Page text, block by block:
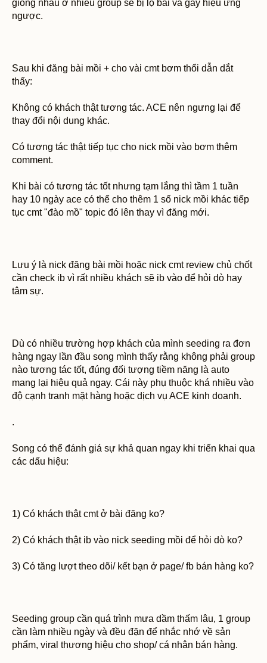
giống nhau ở nhiều group sẽ bị lộ bài và gây hiệu ứng
ngược.
Sau khi đăng bài mồi + cho vài cmt bơm thổi dẫn dắt
thấy:
Không có khách thật tương tác. ACE nên ngưng lại để
thay đổi nội dung khác.
Có tương tác thật tiếp tục cho nick mồi vào bơm thêm
comment.
Khi bài có tương tác tốt nhưng tạm lắng thì tầm 1 tuần
hay 10 ngày ace có thể cho thêm 1 số nick mồi khác tiếp
tục cmt "đào mồ" topic đó lên thay vì đăng mới.
Lưu ý là nick đăng bài mồi hoặc nick cmt review chủ chốt
cần check ib vì rất nhiều khách sẽ ib vào để hỏi dò hay
tâm sự.
Dù có nhiều trường hợp khách của mình seeding ra đơn
hàng ngay lần đầu song mình thấy rằng không phải group
nào tương tác tốt, đúng đối tượng tiềm năng là auto
mang lại hiệu quả ngay. Cái này phụ thuộc khá nhiều vào
độ cạnh tranh mặt hàng hoặc dịch vụ ACE kinh doanh.
.
Song có thể đánh giá sự khả quan ngay khi triển khai qua
các dấu hiệu:
1) Có khách thật cmt ở bài đăng ko?
2) Có khách thật ib vào nick seeding mồi để hỏi dò ko?
3) Có tăng lượt theo dõi/ kết bạn ở page/ fb bán hàng ko?
Seeding group cần quá trình mưa dầm thấm lâu, 1 group
cần làm nhiều ngày và đều đặn để nhắc nhớ về sản
phẩm, viral thương hiệu cho shop/ cá nhân bán hàng.